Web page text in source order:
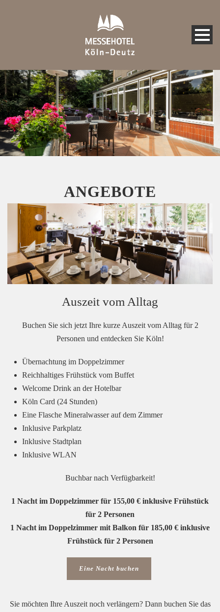
ANGEBOTE
Auszeit vom Alltag
Buchen Sie sich jetzt Ihre kurze Auszeit vom Alltag für 2
Personen und entdecken Sie Köln!
Übernachtung im Doppelzimmer
Reichhaltiges Frühstück vom Buffet
Welcome Drink an der Hotelbar
Köln Card (24 Stunden)
Eine Flasche Mineralwasser auf dem Zimmer
Inklusive Parkplatz
Inklusive Stadtplan
Inklusive WLAN
Buchbar nach Verfügbarkeit!
1 Nacht im Doppelzimmer für 155,00 € inklusive Frühstück
für 2 Personen
1 Nacht im Doppelzimmer mit Balkon für 185,00 € inklusive
Frühstück für 2 Personen
Eine Nacht buchen
Sie möchten Ihre Auszeit noch verlängern? Dann buchen Sie das